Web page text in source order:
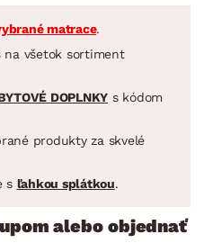
matrace.
na všetok sortiment
DOPLNKY s kódom
produkty za skvelé
s ľahkou splátkou.
alebo objednať